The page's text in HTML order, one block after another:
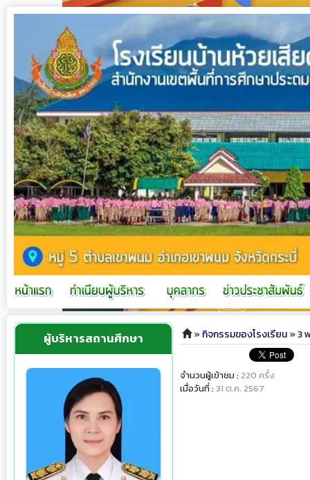
ผู้บริหารสถานศึกษา »กิจกรรมของโรงเรียน» 3
จำนวนผู้เข้าชม : 220 ครั้ง
เมื่อวันที่ :31 ต.ค. 2567